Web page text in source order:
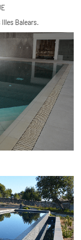
Balears.